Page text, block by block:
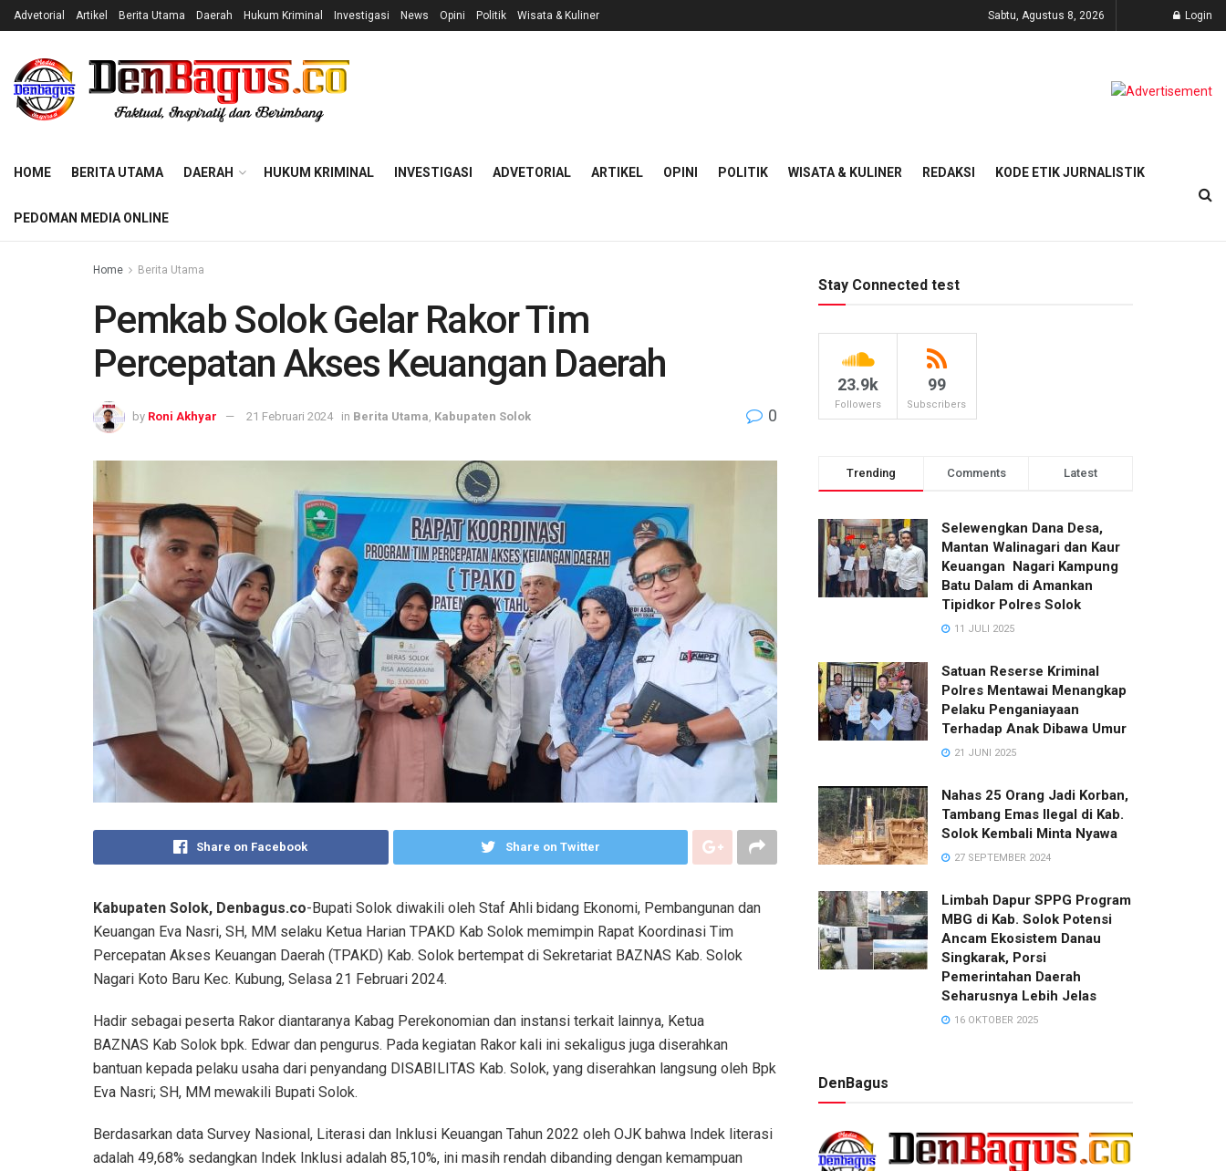
Advetorial Artikel Berita Utama Daerah Hukum Kriminal Investigasi News Opini Politik Wisata & Kuliner Sabtu, Agustus 8, 2026 Login
HOME BERITA UTAMA DAERAH HUKUM KRIMINAL INVESTIGASI ADVETORIAL ARTIKEL OPINI POLITIK WISATA & KULINER REDAKSI KODE ETIK JURNALISTIK
PEDOMAN MEDIA ONLINE
Home Berita Utama
Pemkab Solok Gelar Rakor Tim
Percepatan Akses Keuangan Daerah
by Roni Akhyar 21 Februari 2024 in Berita Utama Kabupaten Solok 0
Share on Facebook Share on Twitter
Kabupaten Solok, Denbagus.co-Bupati Solok diwakili oleh Staf Ahli bidang Ekonomi, Pembangunan dan
Keuangan Eva Nasri, SH, MM selaku Ketua Harian TPAKD Kab Solok memimpin Rapat Koordinasi Tim
Percepatan Akses Keuangan Daerah (TPAKD) Kab. Solok bertempat di Sekretariat BAZNAS Kab. Solok
Nagari Koto Baru Kec. Kubung, Selasa 21 Februari 2024.
Hadir sebagai peserta Rakor diantaranya Kabag Perekonomian dan instansi terkait lainnya, Ketua
BAZNAS Kab Solok bpk. Edwar dan pengurus. Pada kegiatan Rakor kali ini sekaligus juga diserahkan
bantuan kepada pelaku usaha dari penyandang DISABILITAS Kab. Solok, yang diserahkan langsung oleh Bpk
Eva Nasri; SH, MM mewakili Bupati Solok.
Berdasarkan data Survey Nasional, Literasi dan Inklusi Keuangan Tahun 2022 oleh OJK bahwa Indek literasi
adalah 49,68% sedangkan Indek Inklusi adalah 85,10%, ini masih rendah dibanding dengan kemampuan
Stay Connected test
23.9k
Followers
99
Subscribers
Trending Comments Latest
Selewengkan Dana Desa,
Mantan Walinagari dan Kaur
Keuangan Nagari Kampung
Batu Dalam di Amankan
Tipidkor Polres Solok
11 JULI 2025
Satuan Reserse Kriminal
Polres Mentawai Menangkap
Pelaku Penganiayaan
Terhadap Anak Dibawa Umur
21 JUNI 2025
Nahas 25 Orang Jadi Korban,
Tambang Emas Ilegal di Kab.
Solok Kembali Minta Nyawa
27 SEPTEMBER 2024
Limbah Dapur SPPG Program
MBG di Kab. Solok Potensi
Ancam Ekosistem Danau
Singkarak, Porsi
Pemerintahan Daerah
Seharusnya Lebih Jelas
16 OKTOBER 2025
DenBagus